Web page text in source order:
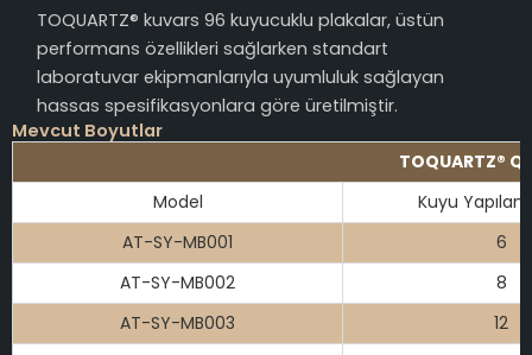
TOQUARTZ® kuvars 96 kuyucuklu plakalar, üstün
performans özellikleri sağlarken standart
laboratuvar ekipmanlarıyla uyumluluk sağlayan
hassas spesifikasyonlara göre üretilmiştir.
Mevcut Boyutlar
TOQUARTZ®
Model
Kuyu
AT-SY-MB001
6
AT-SY-MB002
8
AT-SY-MB003
12